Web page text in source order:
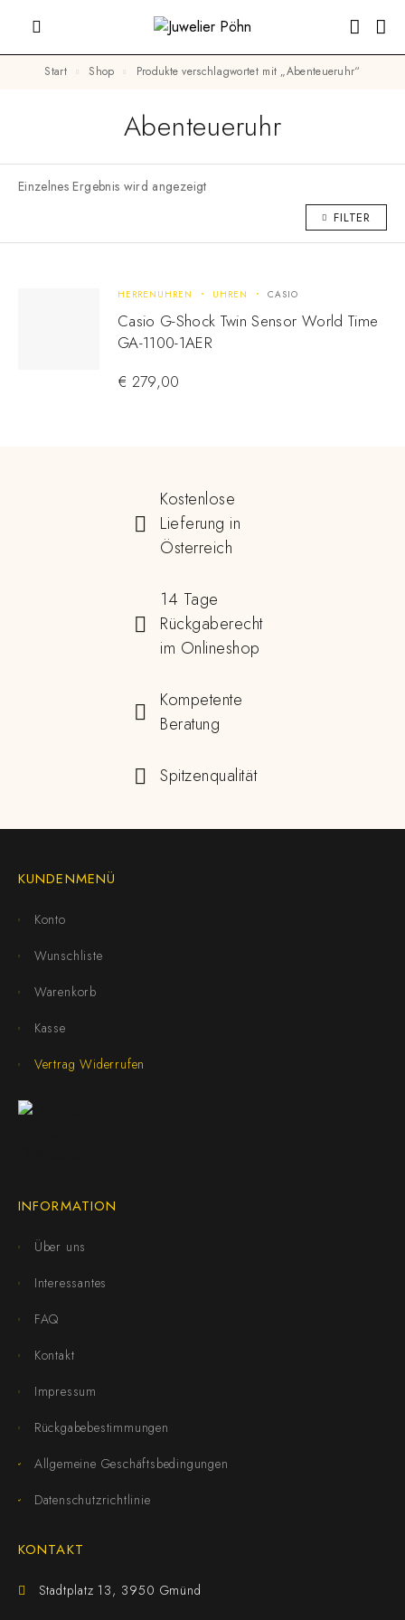
Start Shop Produkte verschlagwortet mit „Abenteueruhr“
Abenteueruhr
Einzelnes Ergebnis wird angezeigt
FILTER
HERRENUHREN UHREN CASIO
Casio G-Shock Twin Sensor World Time
GA-1100-1AER
€ 279,00
Kostenlose
Lieferung in
Österreich
14 Tage
Rückgaberecht
im Onlineshop
Kompetente
Beratung
Spitzenqualität
KUNDENMENÜ
Konto
Wunschliste
Warenkorb
Kasse
Vertrag Widerrufen
INFORMATION
Über uns
Interessantes
FAQ
Kontakt
Impressum
Rückgabebestimmungen
Allgemeine Geschäftsbedingungen
Datenschutzrichtlinie
KONTAKT
Stadtplatz 13, 3950 Gmünd